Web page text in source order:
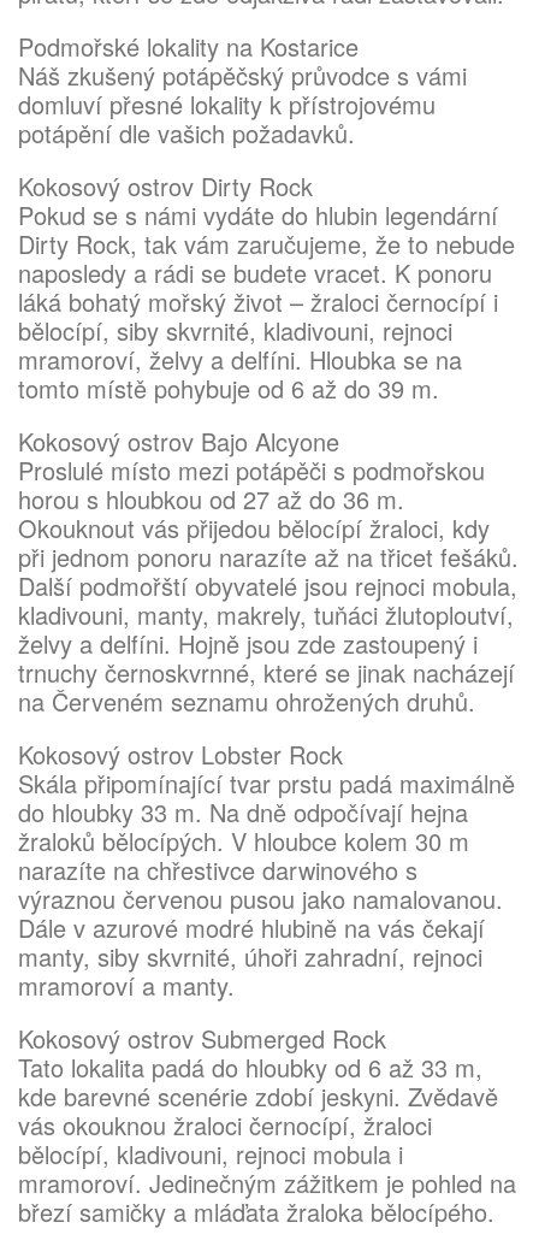
Podmořské lokality na Kostarice
Náš zkušený potápěčský průvodce s vámi
domluví přesné lokality k přístrojovému
potápění dle vašich požadavků.
Kokosový ostrov Dirty Rock
Pokud se s námi vydáte do hlubin legendární
Dirty Rock, tak vám zaručujeme, že to nebude
naposledy a rádi se budete vracet. K ponoru
láká bohatý mořský život – žraloci černocípí i
bělocípí, siby skvrnité, kladivouni, rejnoci
mramoroví, želvy a delfíni. Hloubka se na
tomto místě pohybuje od 6 až do 39 m.
Kokosový ostrov Bajo Alcyone
Proslulé místo mezi potápěči s podmořskou
horou s hloubkou od 27 až do 36 m.
Okouknout vás přijedou bělocípí žraloci, kdy
při jednom ponoru narazíte až na třicet fešáků.
Další podmořští obyvatelé jsou rejnoci mobula,
kladivouni, manty, makrely, tuňáci žlutoploutví,
želvy a delfíni. Hojně jsou zde zastoupený i
trnuchy černoskvrnné, které se jinak nacházejí
na Červeném seznamu ohrožených druhů.
Kokosový ostrov Lobster Rock
Skála připomínající tvar prstu padá maximálně
do hloubky 33 m. Na dně odpočívají hejna
žraloků bělocípých. V hloubce kolem 30 m
narazíte na chřestivce darwinového s
výraznou červenou pusou jako namalovanou.
Dále v azurové modré hlubině na vás čekají
manty, siby skvrnité, úhoři zahradní, rejnoci
mramoroví a manty.
Kokosový ostrov Submerged Rock
Tato lokalita padá do hloubky od 6 až 33 m,
kde barevné scenérie zdobí jeskyni. Zvědavě
vás okouknou žraloci černocípí, žraloci
bělocípí, kladivouni, rejnoci mobula i
mramoroví. Jedinečným zážitkem je pohled na
březí samičky a mláďata žraloka bělocípého.